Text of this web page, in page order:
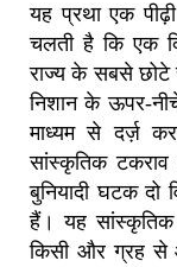
यह प्रथा एक
चलती है कि एक
राज्य के सबसे छोटे
निशान के ऊपर-
माध्यम से दर्ज़
सांस्कृतिक
बुनियादी घटक दो
हैं। यह सांस्कृतिक
किसी और ग्रह से